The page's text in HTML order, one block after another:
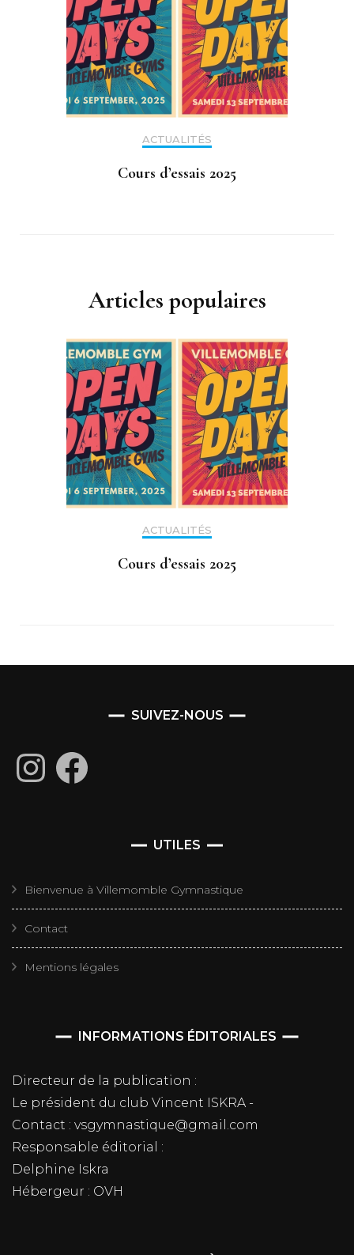
ACTUALITÉS
Cours d’essais 2025
Articles populaires
ACTUALITÉS
Cours d’essais 2025
SUIVEZ-NOUS
InstagramFacebook
UTILES
Bienvenue à Villemomble Gymnastique
Contact
Mentions légales
INFORMATIONS ÉDITORIALES
Directeur de la publication :
Le président du club Vincent ISKRA -
Contact : vsgymnastique@gmail.com
Responsable éditorial :
Delphine Iskra
Hébergeur : OVH